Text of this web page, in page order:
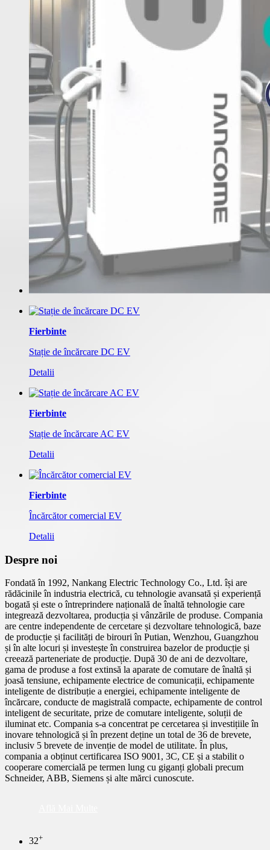
Fierbinte
Stație de încărcare DC EV
Detalii
Fierbinte
Stație de încărcare AC EV
Detalii
Fierbinte
Încărcător comercial EV
Detalii
Despre noi
Fondată în 1992, Nankang Electric Technology Co., Ltd. își are
rădăcinile în industria electrică, cu tehnologie avansată și experiență
bogată și este o întreprindere națională de înaltă tehnologie care
integrează dezvoltarea, producția și vânzările de produse. Compania
are centre independente de cercetare și dezvoltare tehnologică, baze
de producție și facilități de birouri în Putian, Wenzhou, Guangzhou
și în alte locuri și investește în construirea bazelor de producție și
creează parteneriate de producție. După 30 de ani de dezvoltare,
gama de produse a fost extinsă la aparate de comutare de înaltă și
joasă tensiune, echipamente electrice de comunicații, echipamente
inteligente de distribuție a energiei, echipamente inteligente de
încărcare, conducte de magistrală compacte, echipamente de control
inteligent de securitate, prize de comutare inteligente, soluții de
iluminat etc. Compania s-a concentrat pe cercetarea și investițiile în
inovare tehnologică și în prezent deține un total de 36 de brevete,
inclusiv 5 brevete de invenție de model de utilitate. În plus,
compania a obținut certificarea ISO 9001, 3C, CE și a stabilit o
cooperare comercială pe termen lung cu giganți globali precum
Schneider, ABB, Siemens și alte mărci cunoscute.
32+